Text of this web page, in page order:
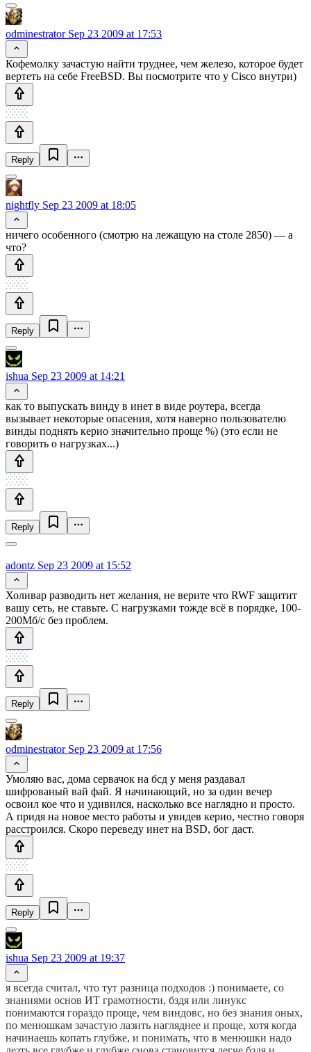
odminestratorSep 23 2009 at 17:53
Кофемолку зачастую найти труднее, чем железо, которое будет
вертеть на себе FreeBSD. Вы посмотрите что у Cisco внутри)
Reply
nightfly Sep 23 2009 at 18:05
ничего особенного (смотрю на лежащую на столе 2850) — а
что?
Reply
ishua Sep 23 2009 at 14:21
как то выпускать винду в инет в виде роутера, всегда
вызывает некоторые опасения, хотя наверно пользователю
винды поднять керио значительно проще %) (это если не
говорить о нагрузках...)
Reply
adontz Sep 23 2009 at 15:52
Холивар разводить нет желания, не верите что RWF защитит
вашу сеть, не ставьте. С нагрузками тожде всё в порядке, 100-
200Мб/с без проблем.
Reply
odminestratorSep 23 2009 at 17:56
Умоляю вас, дома сервачок на бсд у меня раздавал
шифрованый вай фай. Я начинающий, но за один вечер
освоил кое что и удивился, насколько все наглядно и просто.
А придя на новое место работы и увидев керио, честно говоря
расстроился. Скоро переведу инет на BSD, бог даст.
Reply
ishua Sep 23 2009 at 19:37
я всегда считал, что тут разница подходов :) понимаете, со
знаниями основ ИТ грамотности, бздя или линукс
понимаются гораздо проще, чем виндовс, но без знания оных,
по менюшкам зачастую лазить нагляднее и проще, хотя когда
начинаешь копать глубже, и понимать, что в менюшки надо